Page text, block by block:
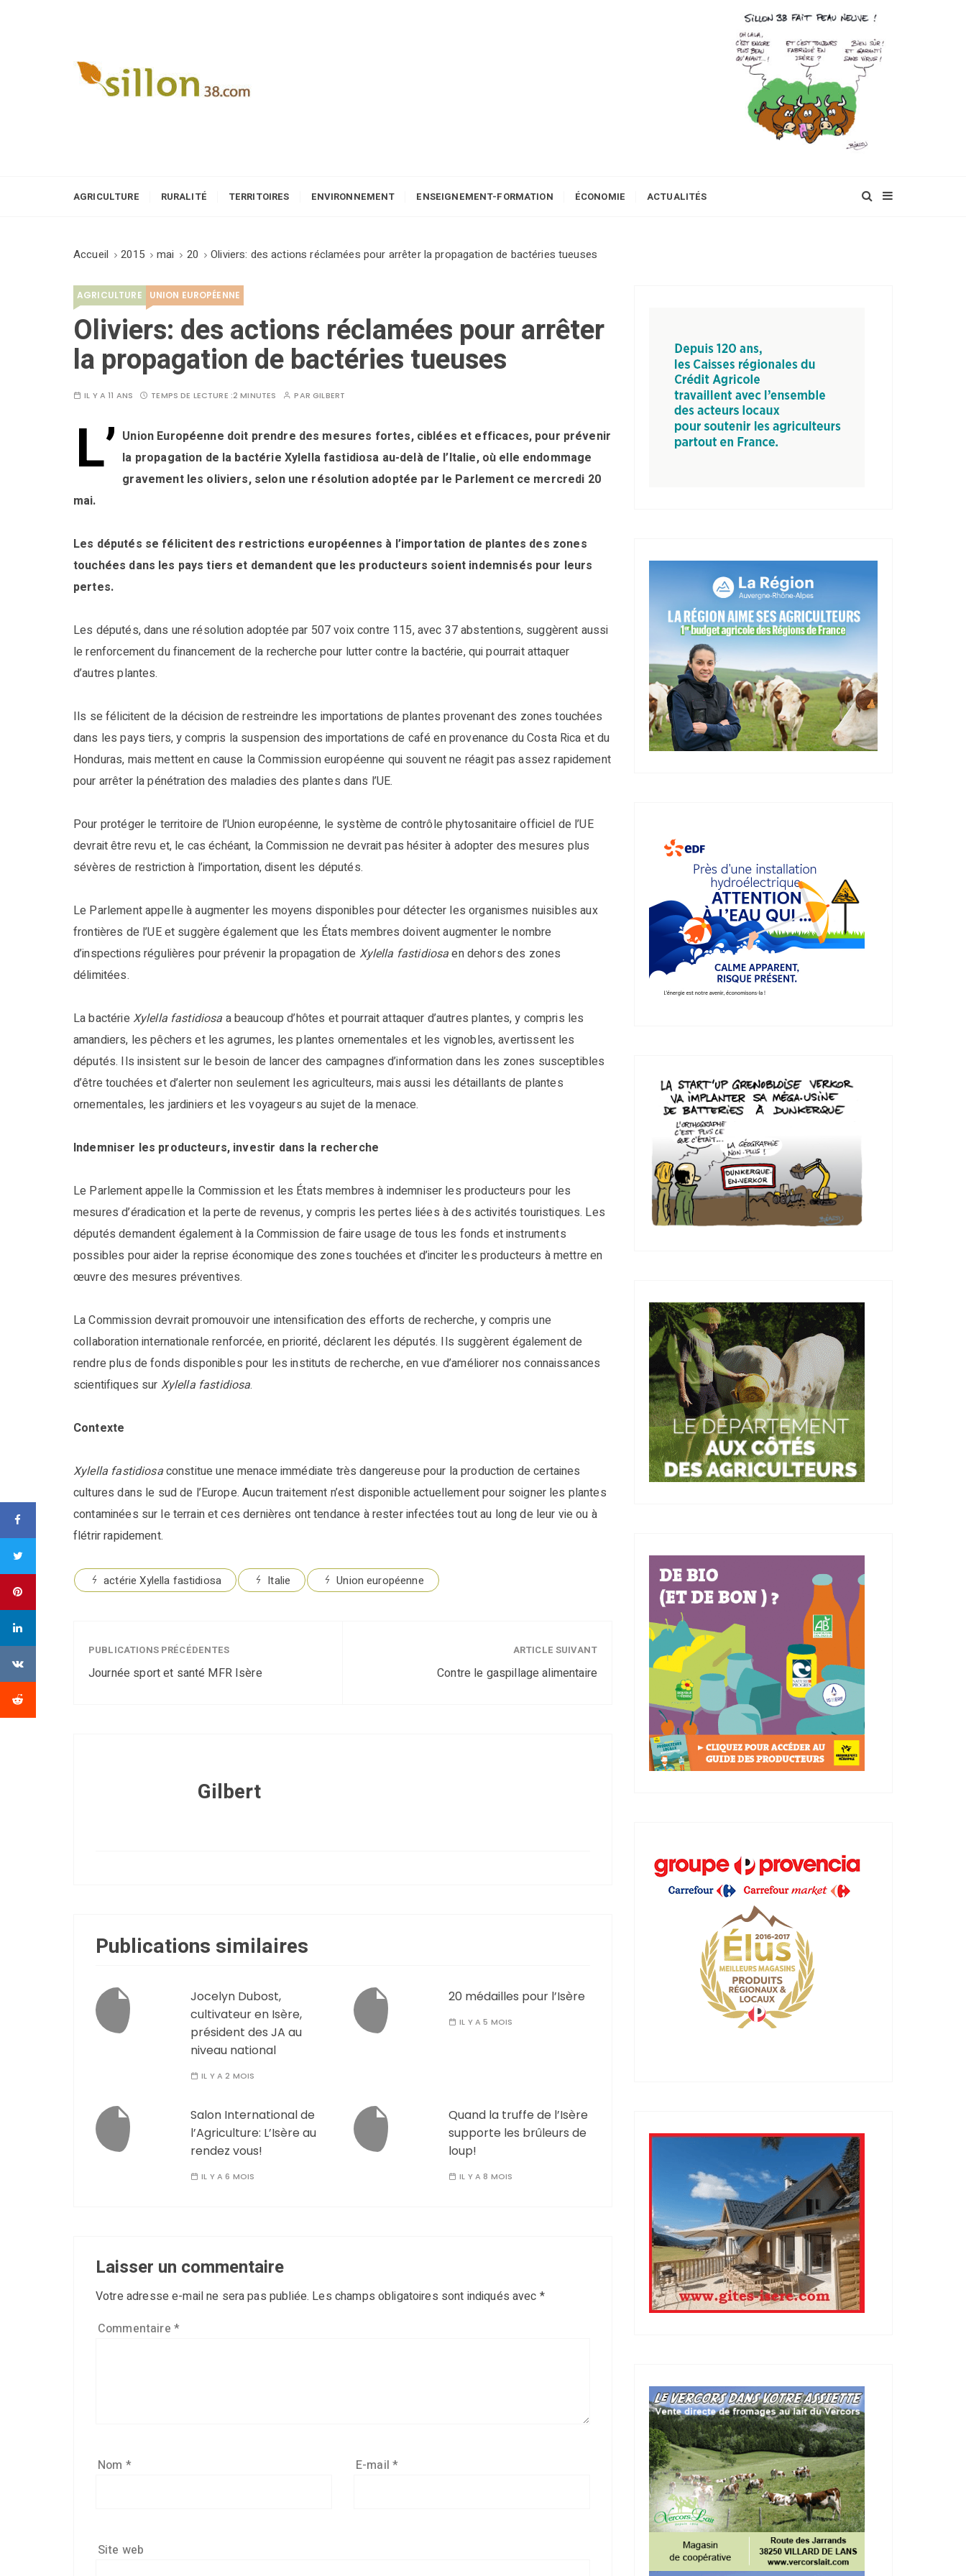
AGRICULTURE RURALITÉ TERRITOIRES ENVIRONNEMENT ENSEIGNEMENT-FORMATION ÉCONOMIE ACTUALITÉS
Accueil 2015 mai 20 Oliviers: des actions réclamées pour arrêter la propagation de bactéries tueuses
AGRICULTURE UNION EUROPÉENNE
Oliviers: des actions réclamées pour arrêter
la propagation de bactéries tueuses
IL Y A 11 ANS TEMPS DE LECTURE :2 MINUTES PARGILBERT
L’ Union Européenne doit prendre des mesures fortes, ciblées et efficaces, pour prévenir
la propagation de la bactérie Xylella fastidiosa au-delà de l’Italie, où elle endommage
gravement les oliviers, selon une résolution adoptée par le Parlement ce mercredi 20
mai.
Les députés se félicitent des restrictions européennes à l’importation de plantes des zones
touchées dans les pays tiers et demandent que les producteurs soient indemnisés pour leurs
pertes.
Les députés, dans une résolution adoptée par 507 voix contre 115, avec 37 abstentions, suggèrent aussi
le renforcement du financement de la recherche pour lutter contre la bactérie, qui pourrait attaquer
d’autres plantes.
Ils se félicitent de la décision de restreindre les importations de plantes provenant des zones touchées
dans les pays tiers, y compris la suspension des importations de café en provenance du Costa Rica et du
Honduras, mais mettent en cause la Commission européenne qui souvent ne réagit pas assez rapidement
pour arrêter la pénétration des maladies des plantes dans l’UE.
Pour protéger le territoire de l’Union européenne, le système de contrôle phytosanitaire officiel de l’UE
devrait être revu et, le cas échéant, la Commission ne devrait pas hésiter à adopter des mesures plus
sévères de restriction à l’importation, disent les députés.
Le Parlement appelle à augmenter les moyens disponibles pour détecter les organismes nuisibles aux
frontières de l’UE et suggère également que les États membres doivent augmenter le nombre
d’inspections régulières pour prévenir la propagation de Xylella fastidiosaen dehors des zones
délimitées.
La bactérieXylella fastidiosa a beaucoup d’hôtes et pourrait attaquer d’autres plantes, y compris les
amandiers, les pêchers et les agrumes, les plantes ornementales et les vignobles, avertissent les
députés. Ils insistent sur le besoin de lancer des campagnes d’information dans les zones susceptibles
d’être touchées et d’alerter non seulement les agriculteurs, mais aussi les détaillants de plantes
ornementales, les jardiniers et les voyageurs au sujet de la menace.
Indemniser les producteurs, investir dans la recherche
Le Parlement appelle la Commission et les États membres à indemniser les producteurs pour les
mesures d’éradication et la perte de revenus, y compris les pertes liées à des activités touristiques. Les
députés demandent également à la Commission de faire usage de tous les fonds et instruments
possibles pour aider la reprise économique des zones touchées et d’inciter les producteurs à mettre en
œuvre des mesures préventives.
La Commission devrait promouvoir une intensification des efforts de recherche, y compris une
collaboration internationale renforcée, en priorité, déclarent les députés. Ils suggèrent également de
rendre plus de fonds disponibles pour les instituts de recherche, en vue d’améliorer nos connaissances
scientifiques sur Xylella fastidiosa.
Contexte
Xylella fastidiosaconstitue une menace immédiate très dangereuse pour la production de certaines
cultures dans le sud de l’Europe. Aucun traitement n’est disponible actuellement pour soigner les plantes
contaminées sur le terrain et ces dernières ont tendance à rester infectées tout au long de leur vie ou à
flétrir rapidement.
actérie Xylella fastidiosa Italie Union européenne
PUBLICATIONS PRÉCÉDENTES
Journée sport et santé MFR Isère
ARTICLE SUIVANT
Contre le gaspillage alimentaire
Gilbert
Publications similaires
Jocelyn Dubost,
cultivateur en Isère,
président des JA au
niveau national
IL Y A 2 MOIS
20 médailles pour l’Isère
IL Y A 5 MOIS
Salon International de
l’Agriculture: L’Isère au
rendez vous!
IL Y A 6 MOIS
Quand la truffe de l’Isère
supporte les brûleurs de
loup!
IL Y A 8 MOIS
Laisser un commentaire
Votre adresse e-mail ne sera pas publiée. Les champs obligatoires sont indiqués avec *
Commentaire *
Nom * E-mail*
Site web